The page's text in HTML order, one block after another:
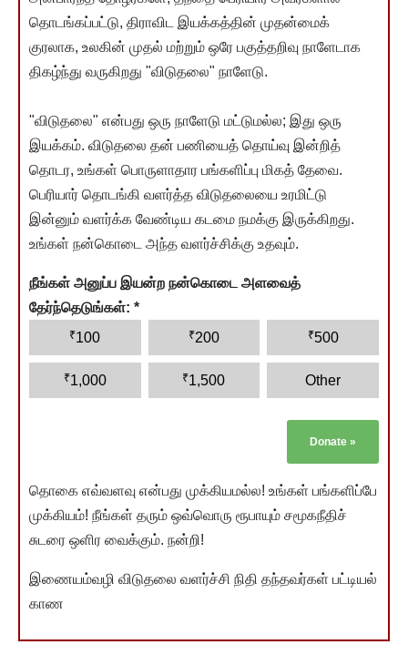
தொடங்கப்பட்டு, திராவிட இயக்கத்தின் முதன்மைக்
குரலாக, உலகின் முதல் மற்றும் ஒரே பகுத்தறிவு நாளேடாக
திகழ்ந்து வருகிறது "விடுதலை" நாளேடு.
"விடுதலை" என்பது ஒரு நாளேடு மட்டுமல்ல; இது ஒரு
இயக்கம். விடுதலை தன் பணியைத் தொய்வு இன்றித்
தொடர, உங்கள் பொருளாதார பங்களிப்பு மிகத் தேவை.
பெரியார் தொடங்கி வளர்த்த விடுதலையை உரமிட்டு
இன்னும் வளர்க்க வேண்டிய கடமை நமக்கு இருக்கிறது.
உங்கள் நன்கொடை அந்த வளர்ச்சிக்கு உதவும்.
நீங்கள் அனுப்ப இயன்ற நன்கொடை அளவைத்
தேர்ந்தெடுங்கள்: *
₹100 ₹200 ₹500
₹1,000 ₹1,500 Other
Donate »
தொகை எவ்வளவு என்பது முக்கியமல்ல! உங்கள் பங்களிப்பே
முக்கியம்! நீங்கள் தரும் ஒவ்வொரு ரூபாயும் சமூகநீதிச்
சுடரை ஒளிர வைக்கும். நன்றி!
இணையம்வழி விடுதலை வளர்ச்சி நிதி தந்தவர்கள் பட்டியல்
காண